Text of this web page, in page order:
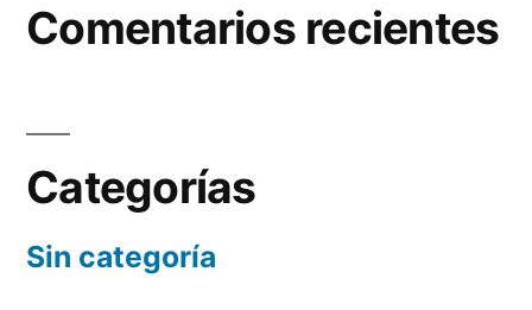
Comentarios recientes
Categorías
Sin categoría